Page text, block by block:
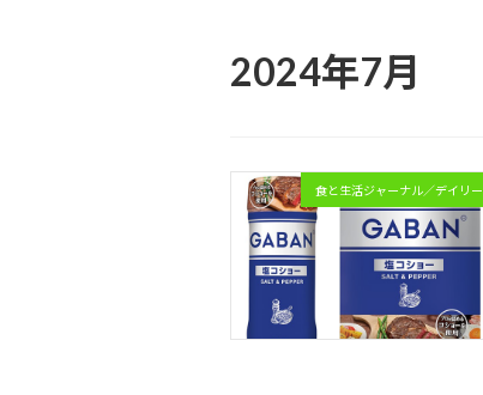
2024年7月
食と生活ジャーナル／デイリー